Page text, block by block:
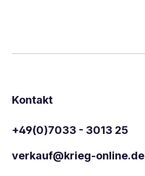
Kontakt
+49(0)7033 - 3013 25
verkauf@krieg-online.de